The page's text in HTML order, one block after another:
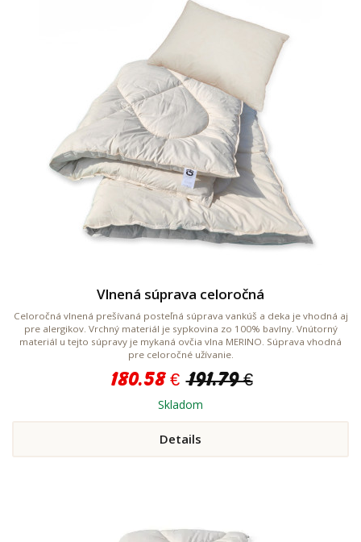
Vlnená súprava celoročná
Celoročná vlnená prešívaná posteľná súprava vankúš a deka je vhodná aj
pre alergikov. Vrchný materiál je sypkovina zo 100% bavlny. Vnútorný
materiál u tejto súpravy je mykaná ovčia vlna MERINO. Súprava vhodná
pre celoročné užívanie.
180.58 € 191.79 €
Skladom
Details